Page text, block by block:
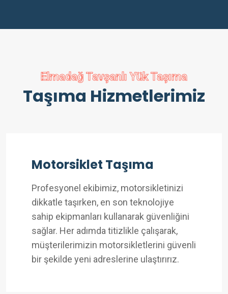
Elmadağ Tavşanlı Yük Taşıma
Taşıma Hizmetlerimiz
Motorsiklet Taşıma
Profesyonel ekibimiz, motorsikletinizi
dikkatle taşırken, en son teknolojiye
sahip ekipmanları kullanarak güvenliğini
sağlar. Her adımda titizlikle çalışarak,
müşterilerimizin motorsikletlerini güvenli
bir şekilde yeni adreslerine ulaştırırız.